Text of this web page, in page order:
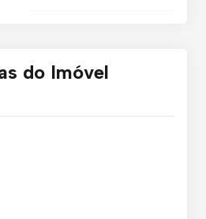
do Imóvel